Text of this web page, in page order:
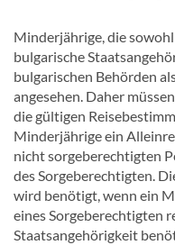
Minderjährige, die
bulgarische
bulgarischen Behörden
angesehen. Daher
die gültigen
Minderjährige ein
nicht sorgeberechtigten
des Sorgeberechtigten.
wird benötigt, wenn ein
eines Sorgeberechtigten
Staatsangehörigkeit